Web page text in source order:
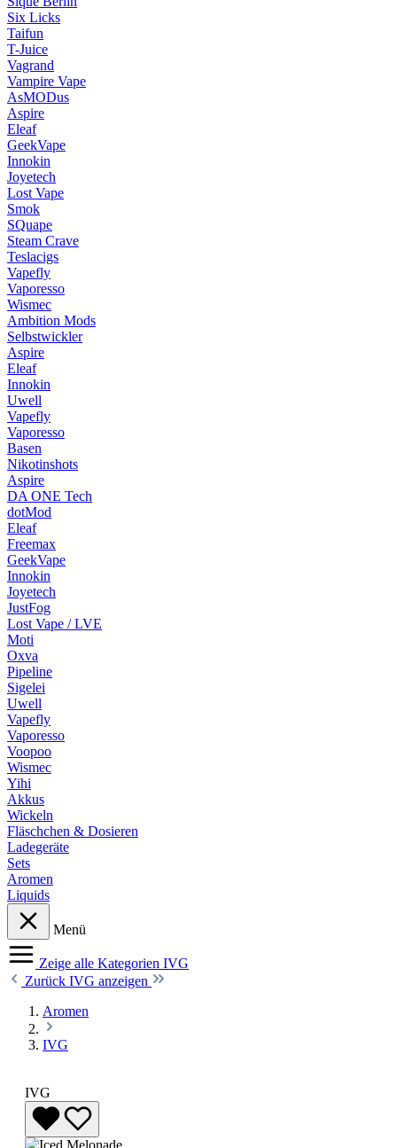
Six Licks
Taifun
T-Juice
Vagrand
Vampire Vape
AsMODus
Aspire
Eleaf
GeekVape
Innokin
Joyetech
Lost Vape
Smok
SQuape
Steam Crave
Teslacigs
Vapefly
Vaporesso
Wismec
Ambition Mods
Selbstwickler
Aspire
Eleaf
Innokin
Uwell
Vapefly
Vaporesso
Basen
Nikotinshots
Aspire
DA ONE Tech
dotMod
Eleaf
Freemax
GeekVape
Innokin
Joyetech
JustFog
Lost Vape / LVE
Moti
Oxva
Pipeline
Sigelei
Uwell
Vapefly
Vaporesso
Voopoo
Wismec
Yihi
Akkus
Wickeln
Fläschchen & Dosieren
Ladegeräte
Sets
Aromen
Liquids
Menü
Zeige alle Kategorien IVG
Zurück IVG anzeigen
Aromen
IVG
IVG